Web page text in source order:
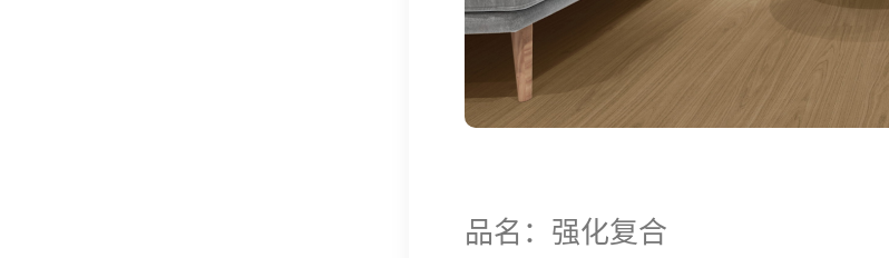
品名：强化复合